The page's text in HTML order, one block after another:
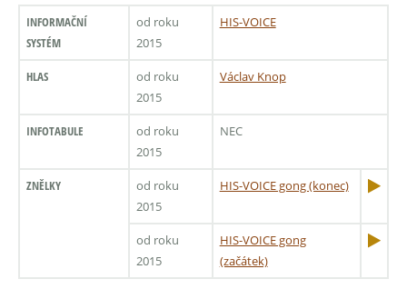
INFORMAČNÍ
SYSTÉM
od roku
2015
HIS-VOICE
HLAS
od roku
2015
Václav Knop
INFOTABULE
od roku
2015
NEC
ZNĚLKY
od roku
2015
HIS-VOICE gong (konec)
od roku
2015
HIS-VOICE gong
(začátek)